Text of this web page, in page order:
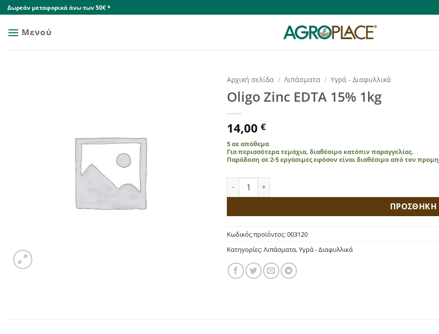
Skip
to
content
Δωρεάν μεταφορικά άνω των 50€ *
Μενού
Αρχική σελίδα / Λιπάσματα / Υγρά - Διαφυλλικά
Oligo Zinc EDTA 15% 1kg
14,00 €
5 σε απόθεμα
Για περισσότερα τεμάχια, διαθέσιμο κατόπιν παραγγελίας.
Παράδοση σε 2-5 εργάσιμες εφόσον είναι διαθέσιμο από τον
Oligo Zinc EDTA 15% 1kg ποσότητα
ΠΡΟΣΘΗΚΗ
Κωδικός προϊόντος:003120
Κατηγορίες:Λιπάσματα,Υγρά - Διαφυλλικά